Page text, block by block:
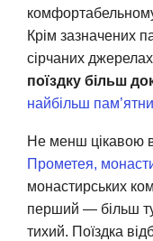
Крім зазначених
сірчаних
поїздку більш
найбільш
Не менш цікавою
Прометея,
монастирських
перший — більш
тихий. Поїздка